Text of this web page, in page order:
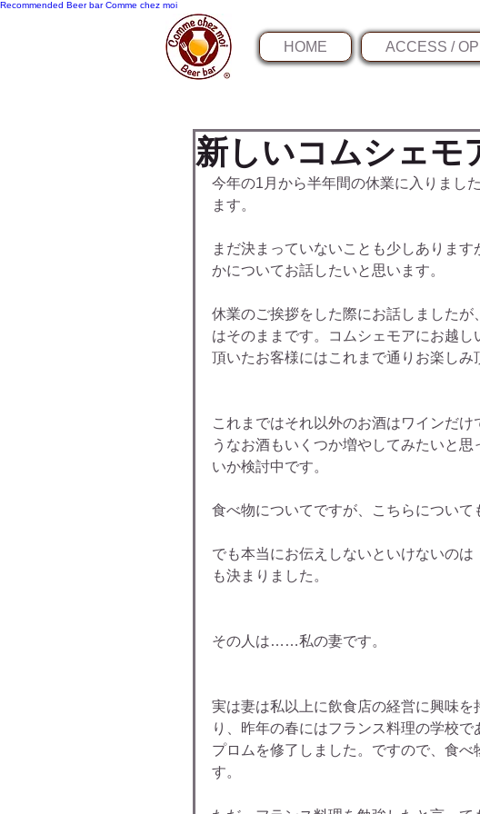
Recommended Beer bar Comme chez moi
HOME ACCESS /
新しいコムシェモ
今年の1月から半年間の休業に入りまし
ます。
まだ決まっていないことも少しありま
かについてお話したいと思います。
休業のご挨拶をした際にお話しました
はそのままです。コムシェモアにお越
頂いたお客様にはこれまで通りお楽しみ
これまではそれ以外のお酒はワインだ
うなお酒もいくつか増やしてみたいと
いか検討中です。
食べ物についてですが、こちらについて
でも本当にお伝えしないといけないの
も決まりました。
その人は……私の妻です。
実は妻は私以上に飲食店の経営に興味
り、昨年の春にはフランス料理の学校
プロムを修了しました。ですので、食
す。